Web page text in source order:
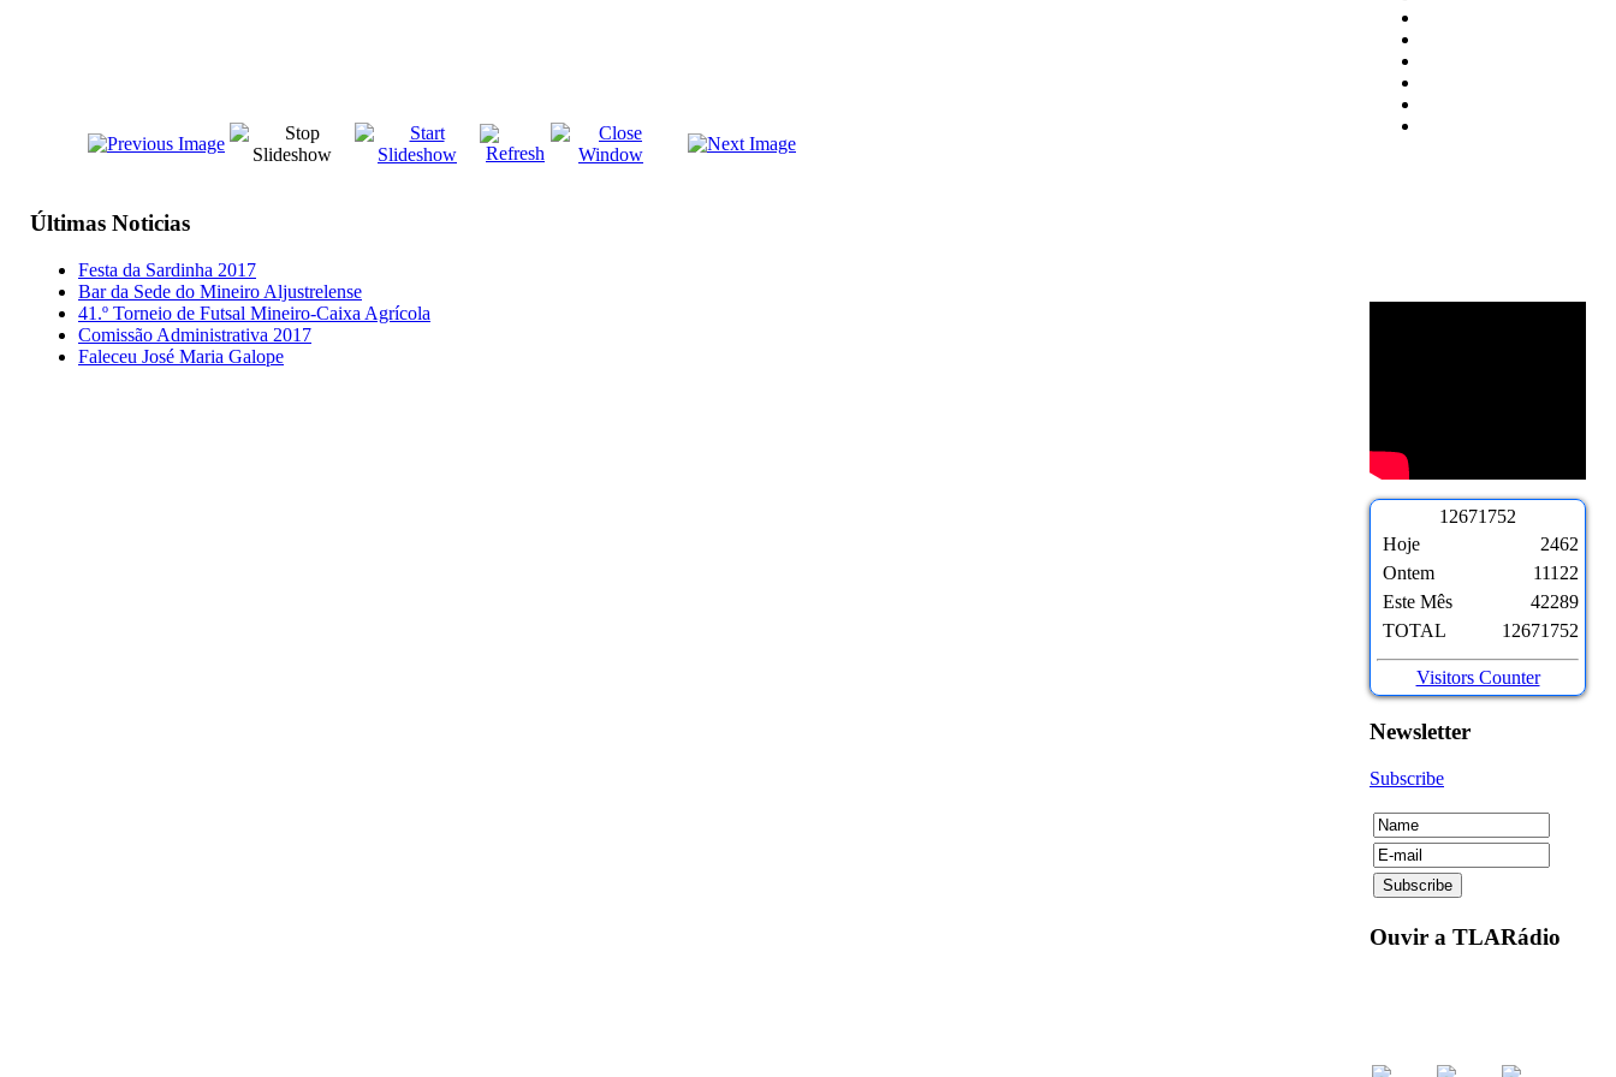
12671752
Hoje
Ontem
Este Mês
TOTAL
2462
11122
42289
12671752
Visitors Counter
Newsletter
Subscribe
Ouvir a TLARádio
Últimas Noticias
Festa da Sardinha 2017
Bar da Sede do Mineiro Aljustrelense
41.º Torneio de Futsal Mineiro-Caixa Agrícola
Comissão Administrativa 2017
Faleceu José Maria Galope